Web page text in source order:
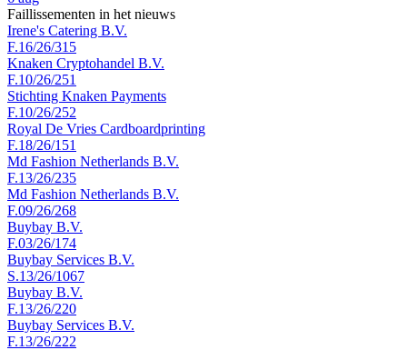
Faillissementen in het nieuws
Irene's Catering B.V.
F.16/26/315
Knaken Cryptohandel B.V.
F.10/26/251
Stichting Knaken Payments
F.10/26/252
Royal De Vries Cardboardprinting
F.18/26/151
Md Fashion Netherlands B.V.
F.13/26/235
Md Fashion Netherlands B.V.
F.09/26/268
Buybay B.V.
F.03/26/174
Buybay Services B.V.
S.13/26/1067
Buybay B.V.
F.13/26/220
Buybay Services B.V.
F.13/26/222